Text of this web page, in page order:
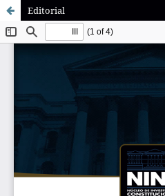
Editorial